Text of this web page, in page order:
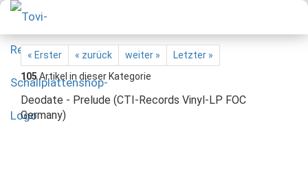
« Erster « zurück weiter »
Letzter »
105Artikel in dieser Kategorie
Deodate - Prelude (CTI-Records Vinyl-LP FOC
Germany)